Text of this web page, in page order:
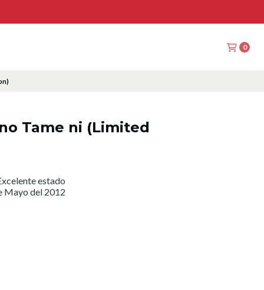
0
Tame ni (Limited
estado
Mayo del 2012